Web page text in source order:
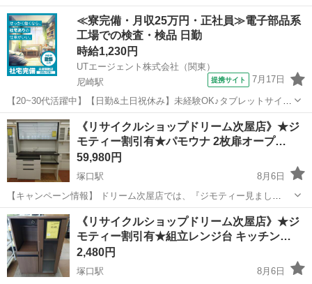
兵庫 尼崎市 立花駅 家具
≪寮完備・月収25万円・正社員≫電子部品系
工場での検査・検品 日勤
時給1,230円
UTエージェント株式会社（関東）
尼崎駅
提携サイト 7月17日
【20~30代活躍中】【日勤&土日祝休み】未経験OK♪タブレットサイ
ズ！電子部品の機械オペレーター・検査◎駅チカ！《JBDO1C》 詳細
情報 ＼ETC等の車載機器に使われる電子部品の基盤作り！／ ☆未経験
OK！ 丁寧な...
兵庫 尼崎市 尼崎駅
《リサイクルショップドリーム次屋店》★ジ
モティー割引有★パモウナ 2枚扉オープ…
59,980円
塚口駅
8月6日
【キャンペーン情報】 ドリーム次屋店では、『ジモティー見まし
た！』とレジでこの画面を提示していただくと、ジモティー限定価格
（掲載価格から7%OFF）にてご購入いただけます！ ※ご自身でお持
ち帰りの場合は更に5%OFFの合計1...
兵庫 尼崎市 塚口駅 ドリーム
《リサイクルショップドリーム次屋店》★ジ
モティー割引有★組立レンジ台 キッチン…
2,480円
塚口駅
8月6日